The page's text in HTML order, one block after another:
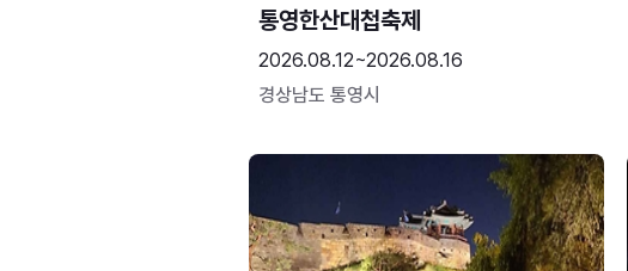
통영한산대첩축제
2026.08.12~2026.08.16
경상남도 통영시